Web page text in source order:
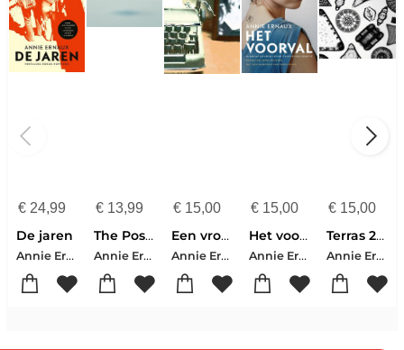
€24,99
De jaren
Annie Ernaux
€13,99
The Possession
Annie Ernaux
€ 15,00
Een vrouw
Annie Ernaux
€ 15,00
Het voorval
Annie Ernaux
€ 15,00
Terras 21 'Jungle'
Annie Ernaux-Mário-Henrique Leiria-Marieke Lucas Rijneveld